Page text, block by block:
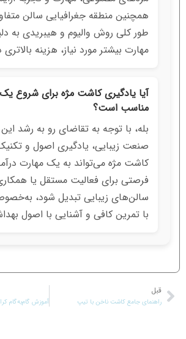
همچنین منطقه جغرافیایی سالن
طور کلی روش والیوم و هیبریدی به
مهارت بیشتر مورد نیاز، هزینه بالاتری
آیا یادگیری کاشت مژه برای شروع
مناسب است؟
بله، با توجه به تقاضای رو به رشد
صنعت زیبایی، یادگیری اصول و
کاشت مژه می‌تواند به یک مهارت
فرصتی برای فعالیت مستقل یا
سالن‌های زیبایی تبدیل شود،
با تمرین کافی و آشنایی با اصول
قبلی
قبل
راهنمای جامع کاشت ناخن با تیپ